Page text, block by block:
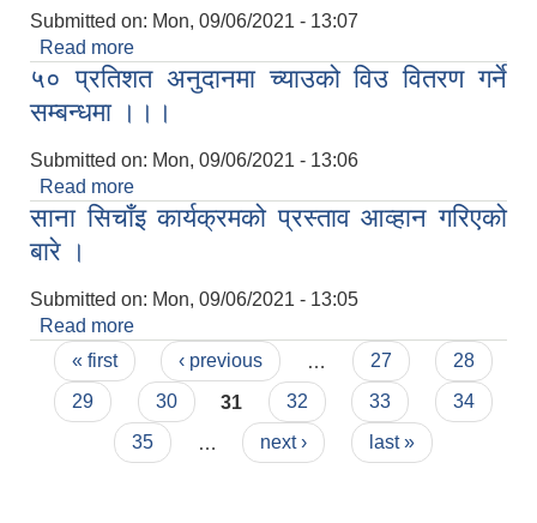
Submitted on: Mon, 09/06/2021 - 13:07
Read more
सम्बन्धमा ।।।
५० प्रतिशत अनुदानमा च्याउको विउ वितरण गर्ने
सम्बन्धमा ।।।
Submitted on: Mon, 09/06/2021 - 13:06
Read more
सम्बन्धमा ।।।
साना सिचाँइ कार्यक्रमको प्रस्ताव आव्हान गरिएको
बारे ।
Submitted on: Mon, 09/06/2021 - 13:05
Read more
बारे ।
Pages
« first ‹ previous 27
28
29
30 31 32 33
34
35
next › last »